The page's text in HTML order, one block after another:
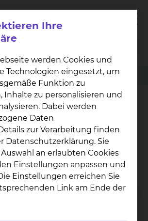
& Besucher
Orthopädie
Frederic Pastor
Schulter-, Knie- und
Orthopädie und Unfallchirurgie
Chirurgie
Ihre
werden Cookies und
Technologien eingesetzt, um
Funktion zu
Inhalte zu personalisieren und
Dabei werden
Daten
zur Verarbeitung finden
Datenschutzerklärung. Sie
an erlaubten Cookies
Einstellungen anpassen und
Einstellungen erreichen Sie
Link am Ende der